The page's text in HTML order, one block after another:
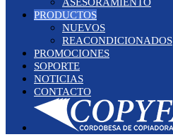
PRODUCTOS
NUEVOS
REACONDICIONADOS
PROMOCIONES
SOPORTE
NOTICIAS
CONTACTO